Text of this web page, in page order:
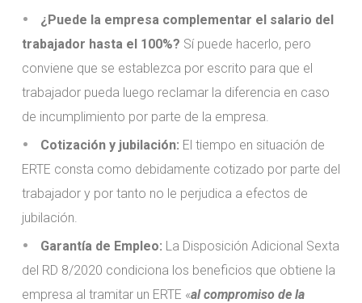
¿Puede la empresa complementar el salario del
trabajador hasta el 100%? Sí puede hacerlo, pero
conviene que se establezca por escrito para que el
trabajador pueda luego reclamar la diferencia en caso
de incumplimiento por parte de la empresa.
Cotización y jubilación: El tiempo en situación de
ERTE consta como debidamente cotizado por parte del
trabajador y por tanto no le perjudica a efectos de
jubilación.
Garantía de Empleo: La Disposición Adicional Sexta
del RD 8/2020 condiciona los beneficios que obtiene la
empresa al tramitar un ERTE «al compromiso de la